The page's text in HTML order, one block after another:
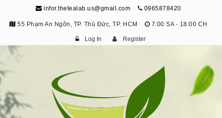
infor.thetealab.us@gmail.com 0965878420
55 Phạm An Ngôn, TP. Thủ Đức, TP. HCM 7:00 SA - 18:00 CH
Log In Register